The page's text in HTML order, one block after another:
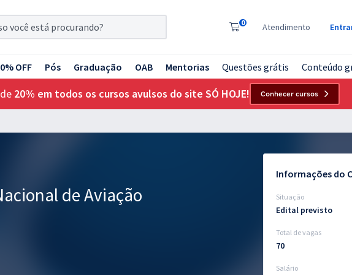
0 Atendimento
OFF Pós Graduação OAB Mentorias Questões grátis Conteúdo
20% em todos os cursos avulsos do site SÓ HOJE! Conhecer cursos
de Aviação
Informações do
Situação
Edital previsto
Total de vagas
70
Salário